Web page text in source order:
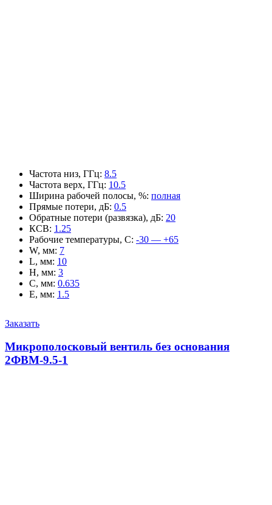
Частота низ, ГГц: 8.5
Частота верх, ГГц: 10.5
Ширина рабочей полосы, %: полная
Прямые потери, дБ: 0.5
Обратные потери (развязка), дБ: 20
КСВ: 1.25
Рабочие температуры, С: -30 — +65
W, мм: 7
L, мм: 10
H, мм: 3
C, мм: 0.635
E, мм: 1.5
Заказать
Микрополосковый вентиль без основания
2ФВМ-9.5-1